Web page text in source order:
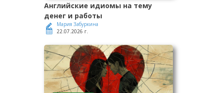
Английские идиомы на тему
денег и работы
Мария Забуркина
22.07.2026 г.